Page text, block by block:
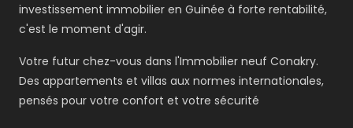
investissement immobilier en Guinée à forte rentabilité,
c'est le moment d'agir.
Votre futur chez-vous dans l'Immobilier neuf Conakry.
Des appartements et villas aux normes internationales,
pensés pour votre confort et votre sécurité